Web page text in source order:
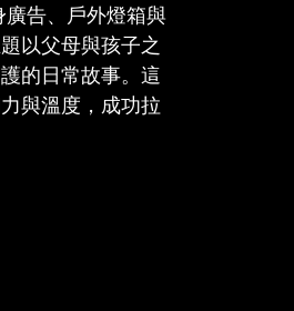
告、戶外燈箱與
以父母與孩子之
的日常故事。這
與溫度，成功拉